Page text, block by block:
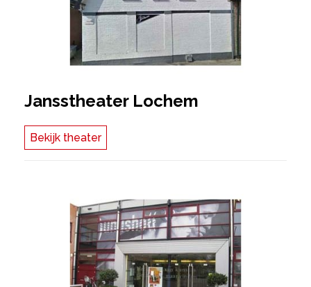
Jansstheater Lochem
Bekijk theater